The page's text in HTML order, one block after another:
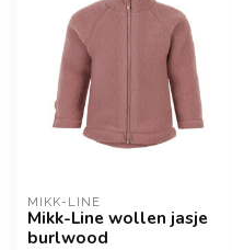
MIKK-LINE
Mikk-Line wollen jasje
burlwood